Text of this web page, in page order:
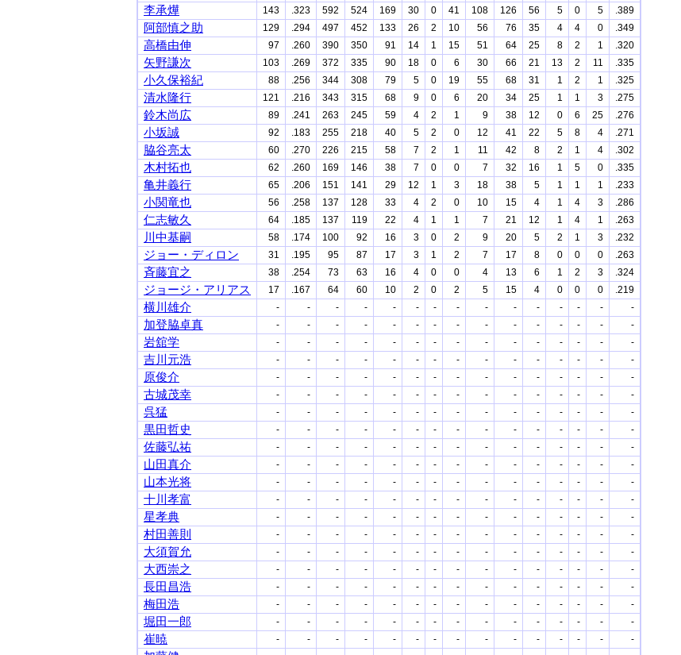
李承燁 143 .323 592 524 169 30 0 41 108 126 56 5 0 5 .389
阿部慎之助 129 .294 497 452 133 26 2 10 56 76 35 4 4 0 .349
高橋由伸 97 .260 390 350 91 14 1 15 51 64 25 8 2 1 .320
矢野謙次 103 .269 372 335 90 18 0 6 30 66 21 13 2 11 .335
小久保裕紀 88 .256 344 308 79 5 0 19 55 68 31 1 2 1 .325
清水隆行 121 .216 343 315 68 9 0 6 20 34 25 1 1 3 .275
鈴木尚広 89 .241 263 245 59 4 2 1 9 38 12 0 6 25 .276
小坂誠 92 .183 255 218 40 5 2 0 12 41 22 5 8 4 .271
脇谷亮太 60 .270 226 215 58 7 2 1 11 42 8 2 1 4 .302
木村拓也 62 .260 169 146 38 7 0 0 7 32 16 1 5 0 .335
亀井義行 65 .206 151 141 29 12 1 3 18 38 5 1 1 1 .233
小関竜也 56 .258 137 128 33 4 2 0 10 15 4 1 4 3 .286
仁志敏久 64 .185 137 119 22 4 1 1 7 21 12 1 4 1 .263
川中基嗣 58 .174 100 92 16 3 0 2 9 20 5 2 1 3 .232
ジョー・ディロン 31 .195 95 87 17 3 1 2 7 17 8 0 0 0 .263
斉藤宜之 38 .254 73 63 16 4 0 0 4 13 6 1 2 3 .324
ジョージ・アリアス 17 .167 64 60 10 2 0 2 5 15 4 0 0 0 .219
横川雄介 - - - - - - - - - - - - - - -
加登脇卓真 - - - - - - - - - - - - - - -
岩舘学 - - - - - - - - - - - - - - -
吉川元浩 - - - - - - - - - - - - - - -
原俊介 - - - - - - - - - - - - - - -
古城茂幸 - - - - - - - - - - - - - - -
呉猛 - - - - - - - - - - - - - - -
黒田哲史 - - - - - - - - - - - - - - -
佐藤弘祐 - - - - - - - - - - - - - - -
山田真介 - - - - - - - - - - - - - - -
山本光将 - - - - - - - - - - - - - - -
十川孝富 - - - - - - - - - - - - - - -
星孝典 - - - - - - - - - - - - - - -
村田善則 - - - - - - - - - - - - - - -
大須賀允 - - - - - - - - - - - - - - -
大西崇之 - - - - - - - - - - - - - - -
長田昌浩 - - - - - - - - - - - - - - -
梅田浩 - - - - - - - - - - - - - - -
堀田一郎 - - - - - - - - - - - - - - -
崔暁 - - - - - - - - - - - - - - -